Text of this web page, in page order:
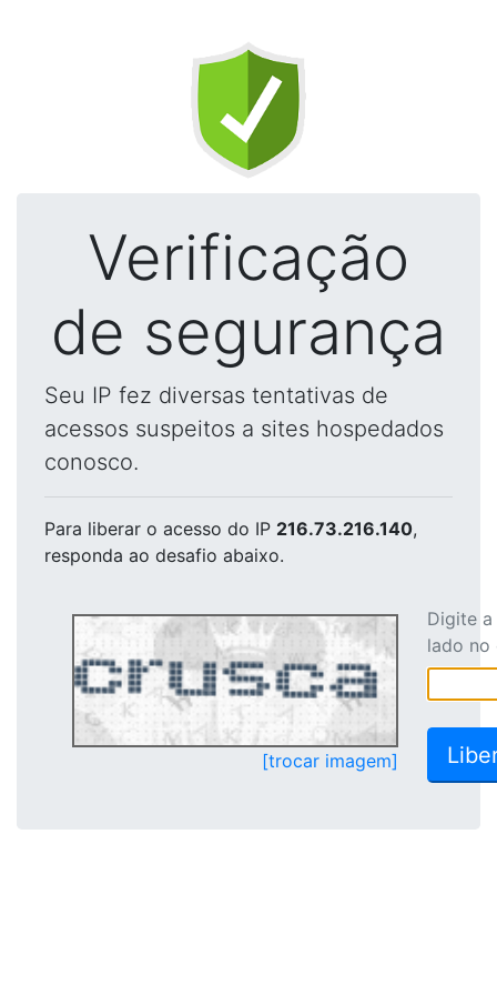
Verificação
de segurança
Seu IP fez diversas tentativas de
acessos suspeitos a sites hospedados
conosco.
Para liberar o acesso do IP 216.73.216.140,
responda ao desafio abaixo.
[trocar imagem]
Digite
lado no